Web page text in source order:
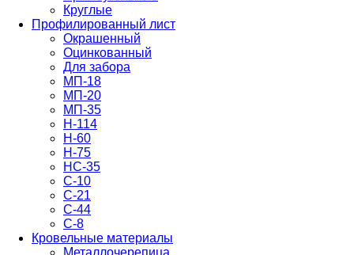
Круглые
Профилированный лист
Окрашенный
Оцинкованный
Для забора
МП-18
МП-20
МП-35
Н-114
Н-60
Н-75
НС-35
С-10
С-21
С-44
С-8
Кровельные материалы
Металлочерепица